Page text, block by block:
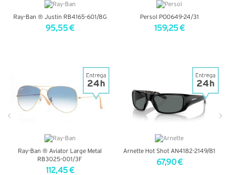
Ray-Ban ® Justin RB4165-601/8G
95,55 €
Persol PO0649-24/31
159,25 €
Ray-Ban ® Aviator Large Metal
RB3025-001/3F
112,45 €
Arnette Hot Shot AN4182-2149/81
67,90 €